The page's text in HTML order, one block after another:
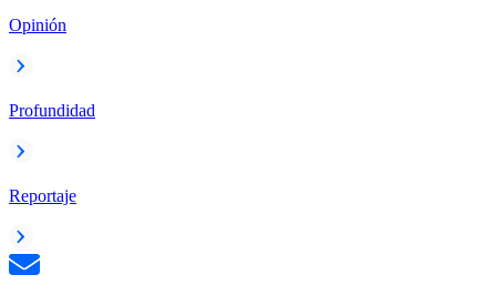
Opinión
Profundidad
Reportaje